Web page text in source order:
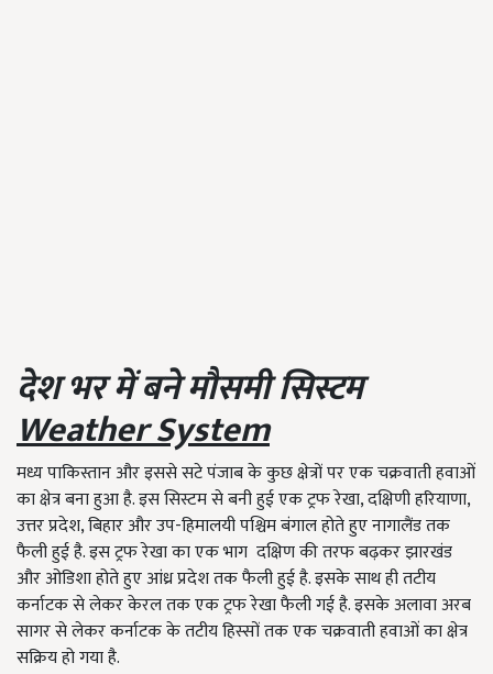
देशभरमेंबनेमौसमीसिस्टम
Weather System
मध्य पाकिस्तान और इससे सटे पंजाब के कुछ क्षेत्रों पर एक चक्रवाती हवाओं
का क्षेत्र बना हुआ है. इस सिस्टम से बनी हुई एक ट्रफ रेखा, दक्षिणी हरियाणा,
उत्तर प्रदेश, बिहार और उप-हिमालयी पश्चिम बंगाल होते हुए नागालैंड तक
फैली हुई है. इस ट्रफ रेखा का एक भाग दक्षिण की तरफ बढ़कर झारखंड
और ओडिशा होते हुए आंध्र प्रदेश तक फैली हुई है. इसके साथ ही तटीय
कर्नाटक से लेकर केरल तक एक ट्रफ रेखा फैली गई है. इसके अलावा अरब
सागर से लेकर कर्नाटक के तटीय हिस्सों तक एक चक्रवाती हवाओं का क्षेत्र
सक्रिय हो गया है.